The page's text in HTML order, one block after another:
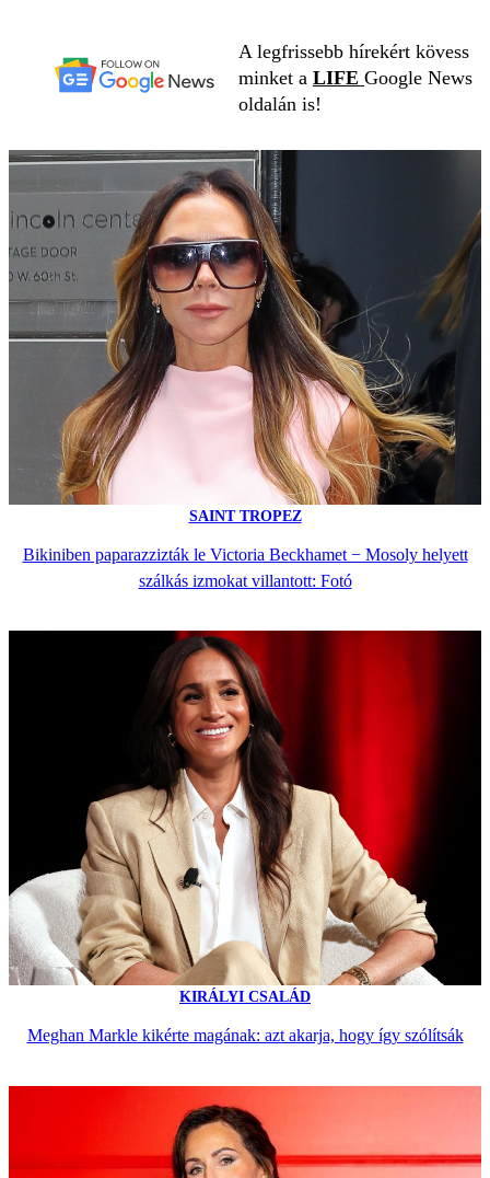
A legfrissebb hírekért kövess
minket a LIFE Google News
oldalán is!
SAINT TROPEZ
Bikiniben paparazzizták le Victoria Beckhamet − Mosoly helyett
szálkás izmokat villantott: Fotó
KIRÁLYI CSALÁD
Meghan Markle kikérte magának: azt akarja, hogy így szólítsák